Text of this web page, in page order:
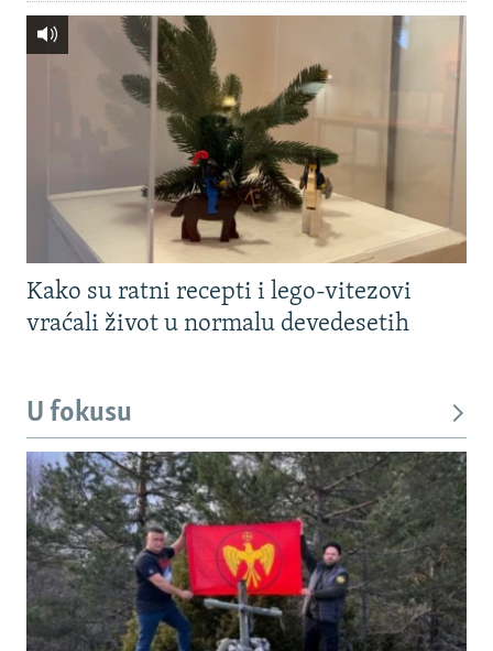
Kako su ratni recepti i lego-vitezovi
vraćali život u normalu devedesetih
U fokusu